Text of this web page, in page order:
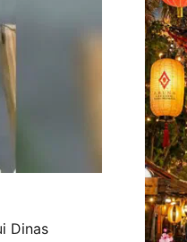
Dinas